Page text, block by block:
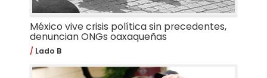
México vive crisis política sin precedentes,
denuncian ONGs oaxaqueñas
Lado B